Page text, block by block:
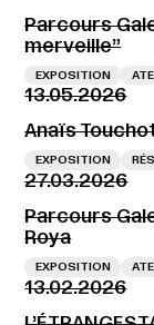
Parcours
merveille”
EXPOSITION
13.05.2026
Anaïs
EXPOSITION
27.03.2026
Parcours
Roya
EXPOSITION
13.02.2026